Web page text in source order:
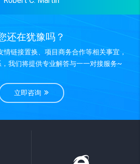
还在犹豫吗？
情链接置换、项目商务合作等相关事宜，
我们将提供专业解答与一一对接服务~
立即咨询